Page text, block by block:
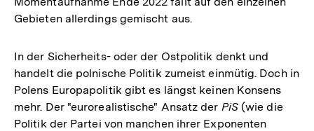
Gebieten allerdings gemischt aus.
In der Sicherheits- oder der Ostpolitik denkt und
handelt die polnische Politik zumeist einmütig. Doch in
Polens Europapolitik gibt es längst keinen Konsens
mehr. Der "eurorealistische" Ansatz der PiS(wie die
Politik der Partei von manchen ihrer Exponenten